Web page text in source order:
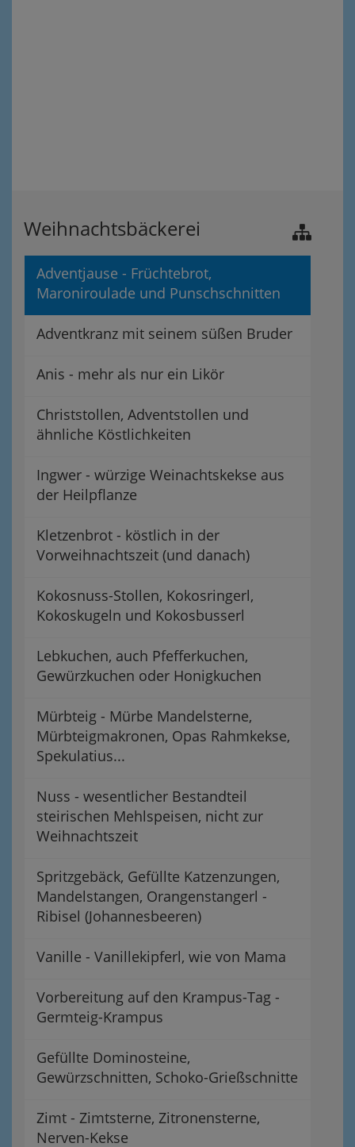
Weihnachtsbäckerei
Adventjause - Früchtebrot,
Maroniroulade und Punschschnitten
Adventkranz mit seinem süßen Bruder
Anis - mehr als nur ein Likör
Christstollen, Adventstollen und
ähnliche Köstlichkeiten
Ingwer - würzige Weinachtskekse aus
der Heilpflanze
Kletzenbrot - köstlich in der
Vorweihnachtszeit (und danach)
Kokosnuss-Stollen, Kokosringerl,
Kokoskugeln und Kokosbusserl
Lebkuchen, auch Pfefferkuchen,
Gewürzkuchen oder Honigkuchen
Mürbteig - Mürbe Mandelsterne,
Mürbteigmakronen, Opas Rahmkekse,
Spekulatius...
Nuss - wesentlicher Bestandteil
steirischen Mehlspeisen, nicht zur
Weihnachtszeit
Spritzgebäck, Gefüllte Katzenzungen,
Mandelstangen, Orangenstangerl -
Ribisel (Johannesbeeren)
Vanille - Vanillekipferl, wie von Mama
Vorbereitung auf den Krampus-Tag -
Germteig-Krampus
Gefüllte Dominosteine,
Gewürzschnitten, Schoko-Grießschnitte
Zimt - Zimtsterne, Zitronensterne,
Nerven-Kekse